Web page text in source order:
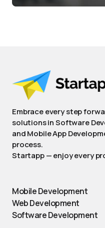
Embrace every step
solutions in Software
and Mobile App
process.
Startapp — enjoy every
Mobile Development
Web Development
Software Development